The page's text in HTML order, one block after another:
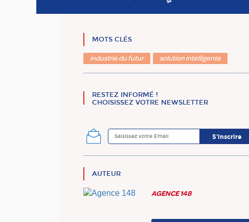
MOTS CLÉS
industrie du futur solution intelligente
RESTEZ INFORMÉ !
CHOISISSEZ VOTRE NEWSLETTER
AUTEUR
AGENCE 148